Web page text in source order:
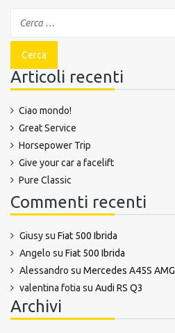
Articoli recenti
Ciao mondo!
Great Service
Horsepower Trip
Give your car a facelift
Pure Classic
Commenti recenti
Giusysu Fiat 500 Ibrida
Angelo su Fiat 500 Ibrida
Alessandro su Mercedes A45S AMG
valentina fotia su Audi RS Q3
Archivi